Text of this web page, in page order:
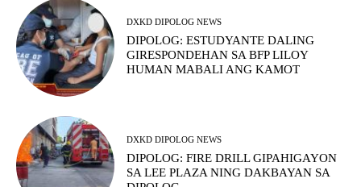
DXKD DIPOLOG NEWS
DIPOLOG: ESTUDYANTE DALING
GIRESPONDEHAN SA BFP LILOY
HUMAN MABALI ANG KAMOT
DXKD DIPOLOG NEWS
DIPOLOG: FIRE DRILL GIPAHIGAYON
SA LEE PLAZA NING DAKBAYAN SA